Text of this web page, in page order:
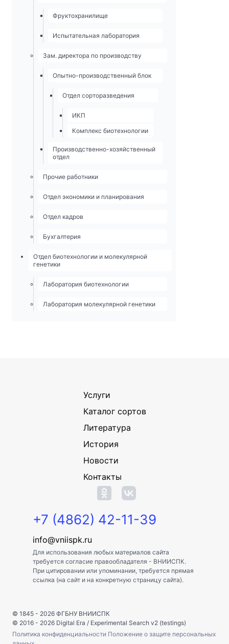
Фруктохранилище
Испытательная лаборатория
Зам. директора по производству
Опытно-­производственный блок
Отдел сорторазведения
ИКП
Комплекс биотехнологии
Производственно-хозяйственный
отдел
Прочие работники
Отдел экономики и планирования
Отдел кадров
Бухгалтерия
Отдел биотехнологии и молекулярной
генетики
Лаборатория биотехнологии
Лаборатория молекулярной генетики
Услуги
Каталог сортов
Литература
История
Новости
Контакты
+7 (4862) 42-11-39
info@vniispk.ru
Для использования любых материалов сайта
требуется согласие правообладателя - ВНИИСПК.
При цитировании или упоминании, требуется прямая
ссылка (на сайт и на конкретную страницу сайта).
© 1845 - 2026 ФГБНУ ВНИИСПК
© 2016 - 2026 Digital Era / Experimental Search v2 (testings)
Политика конфиденциальности Положение о защите персональных